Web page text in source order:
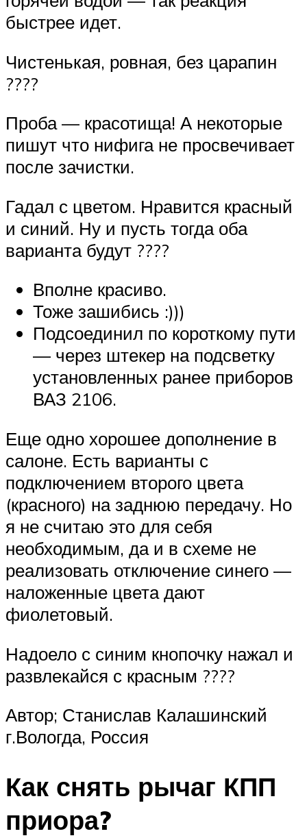
быстрее идет.
Чистенькая, ровная, без царапин
????
Проба — красотища! А некоторые
пишут что нифига не просвечивает
после зачистки.
Гадал с цветом. Нравится красный
и синий. Ну и пусть тогда оба
варианта будут ????
Вполне красиво.
Тоже зашибись :)))
Подсоединил по короткому пути
— через штекер на подсветку
установленных ранее приборов
ВАЗ 2106.
Еще одно хорошее дополнение в
салоне. Есть варианты с
подключением второго цвета
(красного) на заднюю передачу. Но
я не считаю это для себя
необходимым, да и в схеме не
реализовать отключение синего —
наложенные цвета дают
фиолетовый.
Надоело с синим кнопочку нажал и
развлекайся с красным ????
Автор; Станислав Калашинский
г.Вологда, Россия
Как снять рычаг КПП
приора?